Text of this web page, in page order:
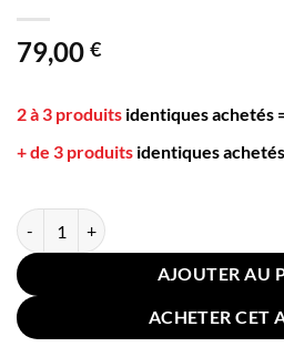
79,00 €
2 à 3 produits identiques achetés
+ de 3 produits identiques achetés
quantité de Coussin pour Grossesse
AJOUTER AU
ACHETER CET